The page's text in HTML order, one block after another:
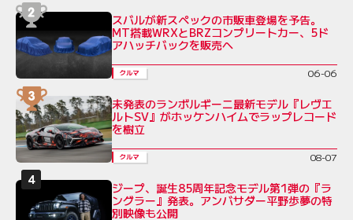
スバルが新スペックの市販車登場を予告。
MT搭載WRXとBRZコンプリートカー、5ド
アハッチバックを販売へ
クルマ 06-06
未発表のランボルギーニ最新モデル『レヴエ
ルトSV』がホッケンハイムでラップレコード
を樹立
クルマ 08-07
ジープ、誕生85周年記念モデル第1弾の『ラ
ングラー』発表。アンバサダー平野歩夢の特
別映像も公開